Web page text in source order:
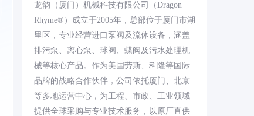
龙韵（厦门）机械科技有限公司（Dragon
Rhyme®）成立于2005年，总部位于厦门市湖
里区，专业经营进口泵阀及流体设备，涵盖
排污泵、离心泵、球阀、蝶阀及污水处理机
械等核心产品。作为美国劳斯、科隆等国际
品牌的战略合作伙伴，公司依托厦门、北京
等多地运营中心，为工程、市政、工业领域
提供全球采购与专业技术服务，以原厂直供